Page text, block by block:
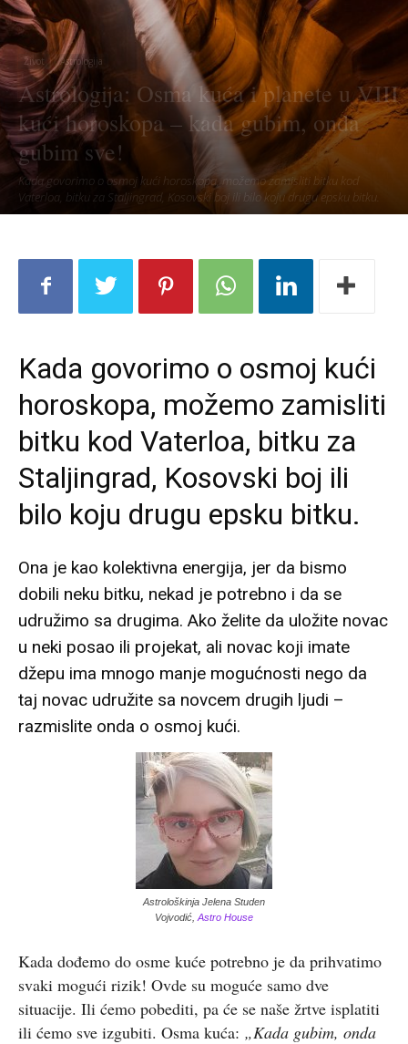
Život Astrologija
Astrologija: Osma kuća i planete u VIII
kući horoskopa – kada gubim, onda
gubim sve!
Kada govorimo o osmoj kući horoskopa, možemo zamisliti bitku kod
Vaterloa, bitku za Staljingrad, Kosovski boj ili bilo koju drugu epsku bitku.
Kada govorimo o osmoj kući
horoskopa, možemo zamisliti
bitku kod Vaterloa, bitku za
Staljingrad, Kosovski boj ili
bilo koju drugu epsku bitku.
Ona je kao kolektivna energija, jer da bismo
dobili neku bitku, nekad je potrebno i da se
udružimo sa drugima. Ako želite da uložite novac
u neki posao ili projekat, ali novac koji imate
džepu ima mnogo manje mogućnosti nego da
taj novac udružite sa novcem drugih ljudi –
razmislite onda o osmoj kući.
Astrološkinja Jelena Studen
Vojvodić, Astro House
Kada dođemo do osme kuće potrebno je da prihvatimo
svaki mogući rizik! Ovde su moguće samo dve
situacije. Ili ćemo pobediti, pa će se naše žrtve isplatiti
ili ćemo sve izgubiti. Osma kuća: „Kada gubim, onda